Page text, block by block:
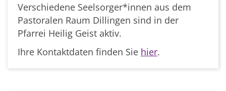
Verschiedene Seelsorger*innen aus dem
Pastoralen Raum Dillingen sind in der
Pfarrei Heilig Geist aktiv.
Ihre Kontaktdaten finden Sie hier.